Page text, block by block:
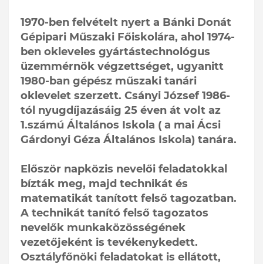
1970-ben felvételt nyert a Bánki Donát
Gépipari Műszaki Főiskolára, ahol 1974-
ben okleveles gyártástechnológus
üzemmérnök végzettséget, ugyanitt
1980-ban gépész műszaki tanári
oklevelet szerzett. Csányi József 1986-
tól nyugdíjazásáig 25 éven át volt az
1.számú Általános Iskola ( a mai Ácsi
Gárdonyi Géza Általános Iskola) tanára.
Először napközis nevelői feladatokkal
bízták meg, majd technikát és
matematikát tanított felső tagozatban.
A technikát tanító felső tagozatos
nevelők munkaközösségének
vezetőjeként is tevékenykedett.
Osztályfőnöki feladatokat is ellátott,